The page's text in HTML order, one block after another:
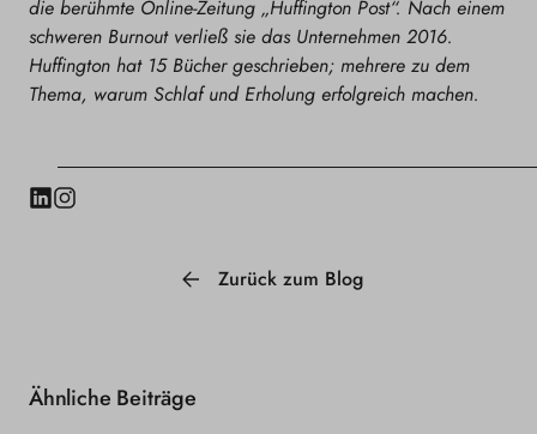
die berühmte Online-Zeitung „Huffington Post“. Nach einem
schweren Burnout verließ sie das Unternehmen 2016.
Huffington hat 15 Bücher geschrieben; mehrere zu dem
Thema, warum Schlaf und Erholung erfolgreich machen.
LinkedIn
Instagram
Zurück zum Blog
Ähnliche Beiträge